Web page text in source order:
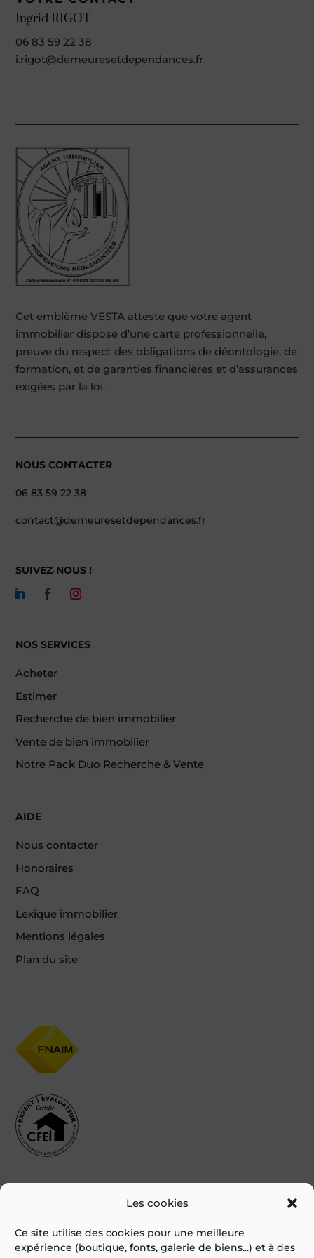
Les cookies
Ce site utilise des cookies pour une meilleure
expérience (boutique, fonts, galerie de biens...) et à des
Ingrid RIGOT
06 83 59 22 38
i.rigot@demeuresetdependances.fr
Cet emblème VESTA atteste que votre agent
immobilier dispose d’une carte professionnelle,
preuve du respect des obligations de déontologie, de
formation, et de garanties financières et d’assurances
exigées par la loi.
NOUS CONTACTER
06 83 59 22 38
contact@demeuresetdependances.fr
SUIVEZ‑NOUS !
NOS SERVICES
Acheter
Estimer
Recherche de bien immobilier
Vente de bien immobilier
Notre Pack Duo Recherche & Vente
AIDE
Nous contacter
Honoraires
FAQ
Lexique immobilier
Mentions légales
Plan du site